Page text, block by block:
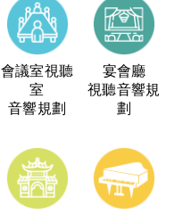
會議室視聽
室
音響規劃
宴會廳
視聽音響規
劃